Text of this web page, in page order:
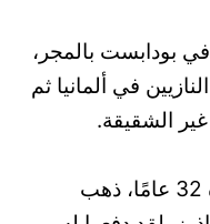
ولد نيكولاس دافاس عام 1920 في بودابست بالمجر،
عام 1943 بسبب النازيين في ألمانيا ثم
الشقيقة.
في عام 1952. عندما كان عمره 32 عامًا، ذهب